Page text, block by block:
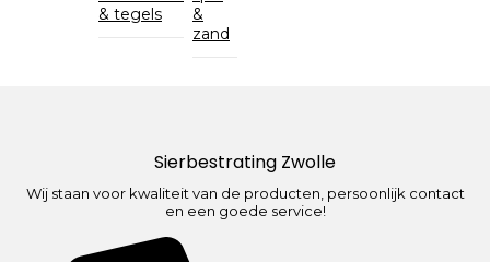
& tegels
&
zand
Sierbestrating Zwolle
Wij staan voor kwaliteit van de producten, persoonlijk contact
en een goede service!